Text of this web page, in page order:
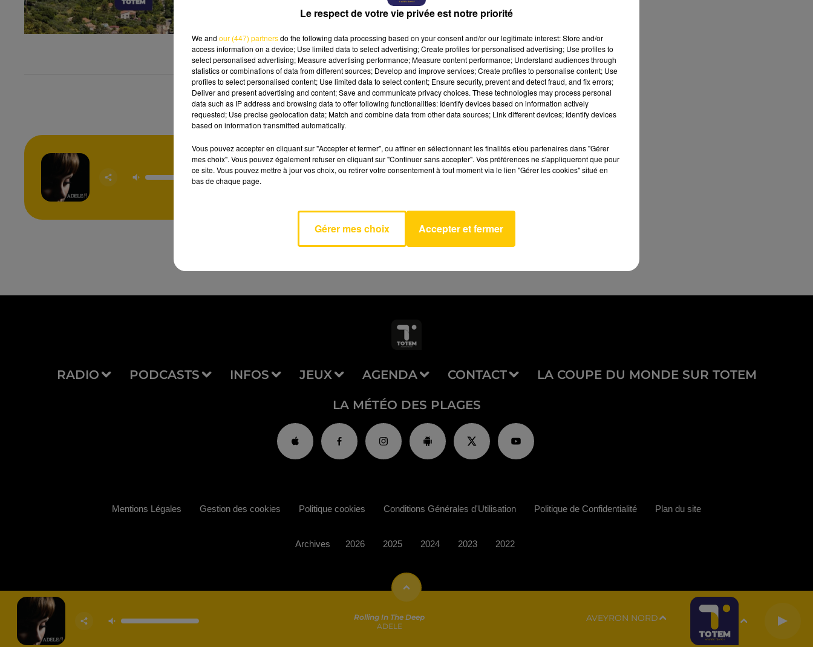
Rolling In The
Deep
ADELE
AVEYRON NORD
RADIO PODCASTS INFOS JEUX AGENDA CONTACT LA COUPE DU MONDE SUR TOTEM
LA MÉTÉO DES PLAGES
Rolling In The Deep
ADELE
AVEYRON NORD
Mentions Légales Gestion des cookies Politique cookies Conditions Générales d'Utilisation Politique de Confidentialité Plan du site
Archives 2026 2025 2024 2023 2022
Le respect de votre vie privée est notre priorité
We and our (447) partnersdo the following data processing based on your consent and/or our legitimate interest: Store and/or
access information on a device; Use limited data to select advertising; Create profiles for personalised advertising; Use profiles to
select personalised advertising; Measure advertising performance; Measure content performance; Understand audiences through
statistics or combinations of data from different sources; Develop and improve services; Create profiles to personalise content; Use
profiles to select personalised content; Use limited data to select content; Ensure security, prevent and detect fraud, and fix errors;
Deliver and present advertising and content; Save and communicate privacy choices. These technologies may process personal
data such as IP address and browsing data to offer following functionalities: Identify devices based on information actively
requested; Use precise geolocation data; Match and combine data from other data sources; Link different devices; Identify devices
based on information transmitted automatically.
Vous pouvez accepter en cliquant sur "Accepter et fermer", ou affiner en sélectionnant les finalités et/ou partenaires dans "Gérer
mes choix". Vous pouvez également refuser en cliquant sur "Continuer sans accepter". Vos préférences ne s'appliqueront que pour
ce site. Vous pouvez mettre à jour vos choix, ou retirer votre consentement à tout moment via le lien "Gérer les cookies" situé en
bas de chaque page.
Gérer mes choix Accepter et fermer